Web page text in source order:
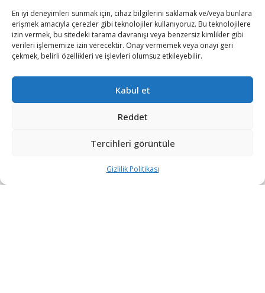
En iyi deneyimleri sunmak için, cihaz bilgilerini saklamak ve/veya bunlara
erişmek amacıyla çerezler gibi teknolojiler kullanıyoruz. Bu teknolojilere
izin vermek, bu sitedeki tarama davranışı veya benzersiz kimlikler gibi
verileri işlememize izin verecektir. Onay vermemek veya onayı geri
çekmek, belirli özellikleri ve işlevleri olumsuz etkileyebilir.
Kabul et
Reddet
Tercihleri görüntüle
Gizlilik Politikası